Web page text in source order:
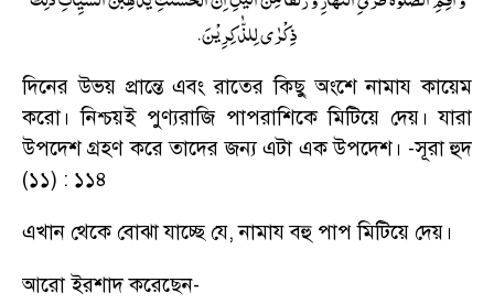
ذِكْرٰی لِلذّٰكِرِیْنَ.
দিনের উভয় প্রান্তে এবং রাতের কিছু অংশে নামায কায়েম
করো। নিশ্চয়ই পুণ্যরাজি পাপরাশিকে মিটিয়ে দেয়। যারা
উপদেশ গ্রহণ করে তাদের জন্য এটা এক উপদেশ। -সূরা হুদ
(১১) : ১১৪
এখান থেকে বোঝা যাচ্ছে যে,নামায বহু পাপ মিটিয়ে দেয়।
আরো ইরশাদ করেছেন-